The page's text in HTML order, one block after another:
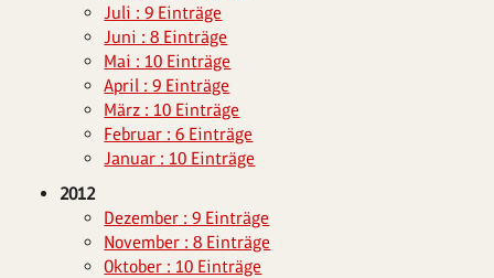
Juli : 9 Einträge
Juni : 8 Einträge
Mai : 10 Einträge
April : 9 Einträge
März : 10 Einträge
Februar : 6 Einträge
Januar : 10 Einträge
2012
Dezember : 9 Einträge
November : 8 Einträge
Oktober : 10 Einträge